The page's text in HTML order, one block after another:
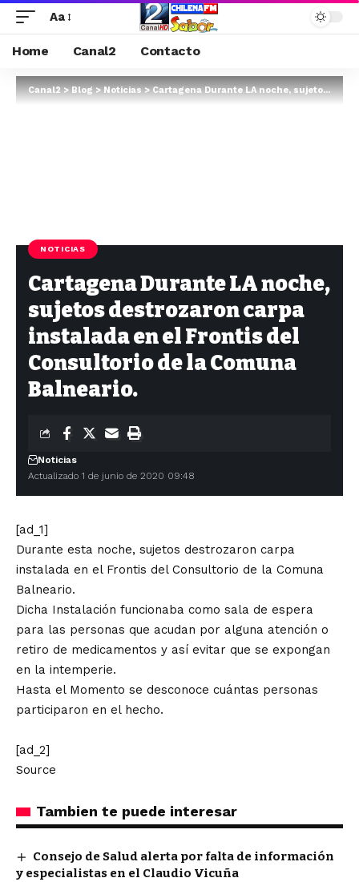
Aa
Home Canal2 Contacto
Canal2>Blog>Noticias>Cartagena Durante LA noche, sujetos destrozaron carpa instalada en el Frontis del Consultorio de la Comuna Balneario.
NOTICIAS
Cartagena Durante LA noche,
sujetos destrozaron carpa
instalada en el Frontis del
Consultorio de la Comuna
Balneario.
Actualizado 1 de junio de 2020 09:48
Noticias
[ad_1]
Durante esta noche, sujetos destrozaron carpa
instalada en el Frontis del Consultorio de la Comuna
Balneario.
Dicha Instalación funcionaba como sala de espera
para las personas que acudan por alguna atención o
retiro de medicamentos y así evitar que se expongan
en la intemperie.
Hasta el Momento se desconoce cuántas personas
participaron en el hecho.
[ad_2]
Source
Tambien te puede interesar
Consejo de Salud alerta por falta de información
y especialistas en el Claudio Vicuña